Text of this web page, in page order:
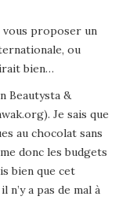
vous proposer un
ou
bien…
Beautysta &
Je sais que
au chocolat sans
donc les budgets
bien que cet
a pas de mal à